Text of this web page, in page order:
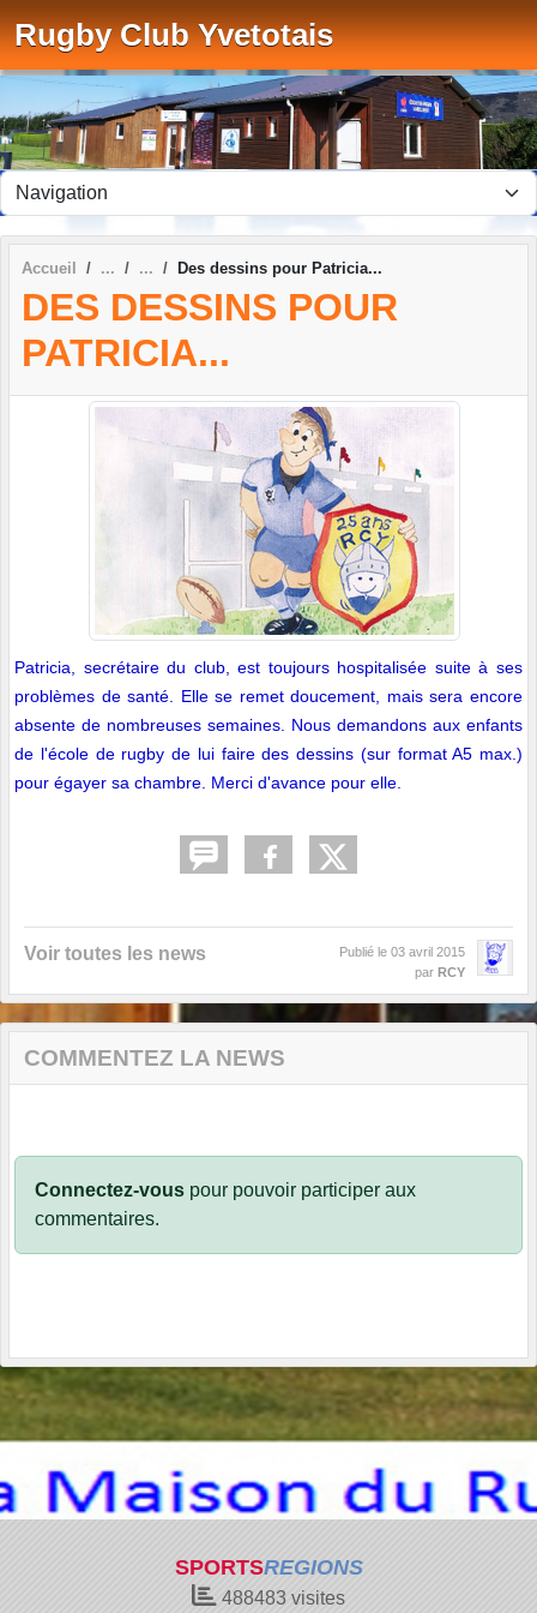
Rugby Club Yvetotais
Accueil Des dessins pour Patricia...
DES DESSINS POUR
PATRICIA...
Patricia, secrétaire du club, est toujours hospitalisée suite à ses
problèmes de santé. Elle se remet doucement, mais sera encore
absente de nombreuses semaines. Nous demandons aux enfants
de l'école de rugby de lui faire des dessins (sur format A5 max.)
pour égayer sa chambre. Merci d'avance pour elle.
Voir toutes les news Publié le 03 avril 2015
par RCY
COMMENTEZ LA NEWS
Connectez-vous pour pouvoir participer aux
commentaires.
SPORTSREGIONS
488483 visites